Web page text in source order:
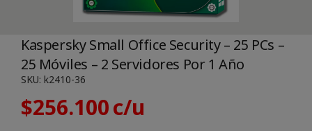
Kaspersky Small Office Security – 25 PCs –
25 Móviles – 2 Servidores Por 1 Año
SKU: k2410-36
$256.100